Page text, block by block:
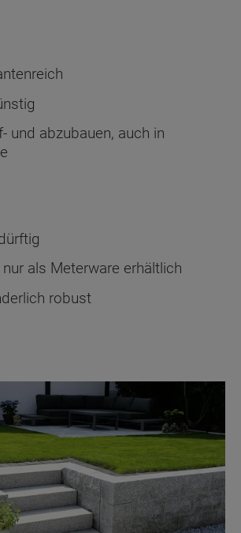
und abzubauen, auch in
als Meterware erhältlich
robust